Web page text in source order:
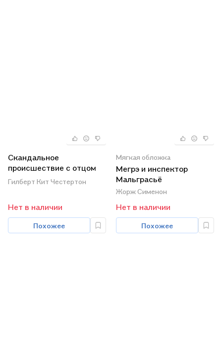
Скандальное
происшествие с отцом
Брауном
Гилберт Кит Честертон
Нет в наличии
Похожее
Мягкая обложка
Мегрэ и инспектор
Мальграсьё
Жорж Сименон
Нет в наличии
Похожее